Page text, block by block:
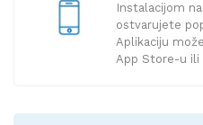
Instalacijom
ostvarujete
Aplikaciju
App Store-u ili